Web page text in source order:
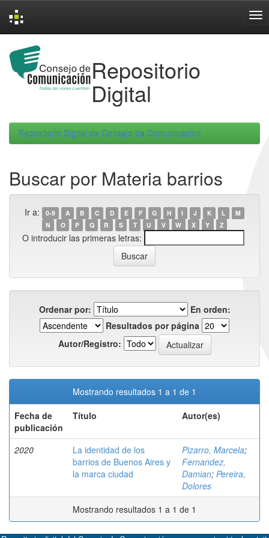
navigation
Repositorio
Digital
Repositorio Digital de Consejo de Comunicacion
Buscar por Materia barrios
Ir a: 0-9 A B C D E F G H I J K L
M
N
O P Q R S T U V W X Y Z
O introducir las primeras letras:
Ordenar por:
En orden:
Resultados por página
Autor/Registro:
Mostrando resultados 1 a 1 de 1
Fecha de
publicación
Título Autor(es)
2020
La identidad de los
barrios de Buenos Aires y
la marca ciudad
Pizarro, Marcela;
Fernandez,
Damian; Pereira,
Dolores
Mostrando resultados 1 a 1 de 1